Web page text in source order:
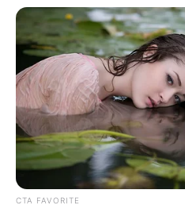
CTA FAVORITE